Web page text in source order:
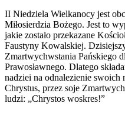
II Niedziela Wielkanocy jest
Miłosierdzia Bożego. Jest to
jakie zostało przekazane
Faustyny Kowalskiej.
Zmartwychwstania Pańskiego
Prawosławnego. Dlatego
nadziei na odnalezienie
Chrystus, przez soje
ludzi: „Chrystos woskres!”